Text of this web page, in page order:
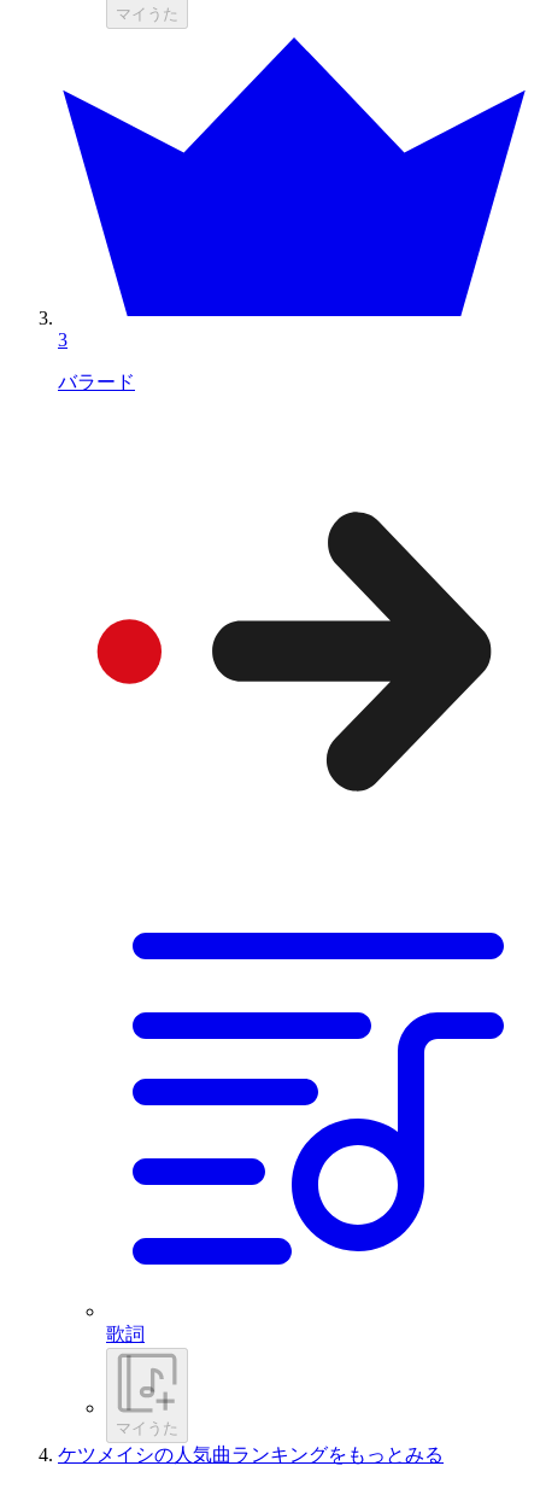
マイうた
3
バラード
歌詞
マイうた
ケツメイシの人気曲ランキングをもっとみる